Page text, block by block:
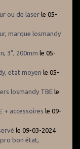
ou de laser le 05-
marque losmandy
3", 200mm le 05-
etat moyen le 05-
losmandy TBE le
+ accessoires le 09-
le 09-03-2024
bon état,